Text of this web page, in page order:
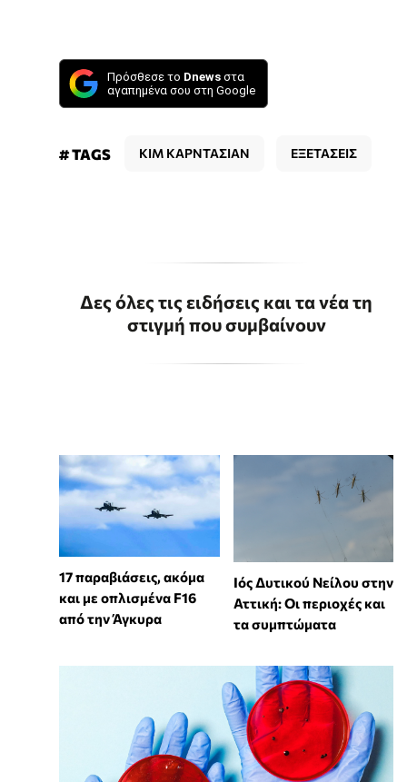
Πρόσθεσε το Dnews στα
αγαπημένα σου στη Google
# TAGS ΚΙΜ ΚΑΡΝΤΑΣΙΑΝ ΕΞΕΤΑΣΕΙΣ
Δες όλες τις ειδήσεις και τα νέα τη
στιγμή που συμβαίνουν
17 παραβιάσεις, ακόμα
και με οπλισμένα F16
από την Άγκυρα
Ιός Δυτικού Νείλου στην
Αττική: Οι περιοχές και
τα συμπτώματα